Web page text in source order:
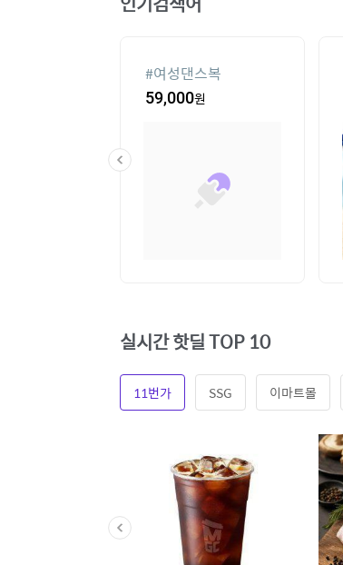
#여성댄스복
59,000원
실시간 핫딜 TOP 10
11번가 SSG 이마트몰